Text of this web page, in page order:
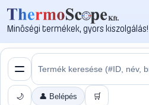
Minőségi termékek, gyors kiszolgálás!
🌙 👤 Belépés 🛒